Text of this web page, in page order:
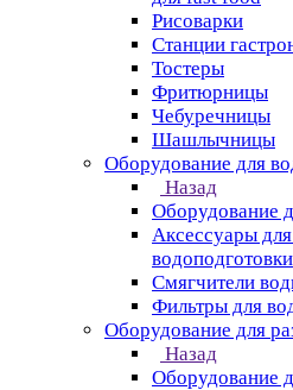
Рисоварки
Станции
Тостеры
Фритюрницы
Чебуречницы
Шашлычницы
Оборудование для
Назад
Оборудование
Аксессуары
водоподготовки
Смягчители
Фильтры для
Оборудование для
Назад
Оборудование